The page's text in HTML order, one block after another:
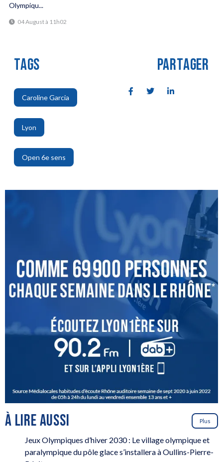
Olympiqu...
04 August à 11h02
TAGS
Caroline Garcia
,
Lyon
,
Open 6e sens
PARTAGER
À LIRE AUSSI Plus
Jeux Olympiques d’hiver 2030 : Le village olympique et
paralympique du pôle glace s’installera à Oullins-Pierre-